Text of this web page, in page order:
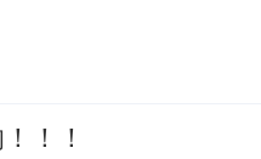
！！